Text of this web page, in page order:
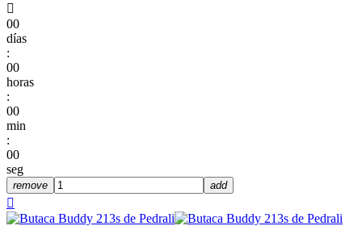

00
días
:
00
horas
:
00
min
:
00
seg
remove add
